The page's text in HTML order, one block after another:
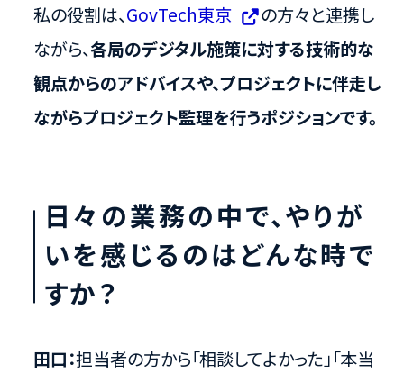
私の役割は、GovTech東京
の方々と連携し
ながら、各局のデジタル施策に対する技術的な
観点からのアドバイスや、プロジェクトに伴走し
ながらプロジェクト監理を行うポジションです。
日々の業務の中で、やりが
いを感じるのはどんな時で
すか？
田口：担当者の方から「相談してよかった」「本当